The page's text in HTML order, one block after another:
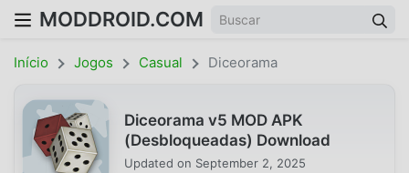
MODDROID.COM
Início Jogos Casual Diceorama
Diceorama v5 MOD APK
(Desbloqueadas) Download
Updated on September 2, 2025